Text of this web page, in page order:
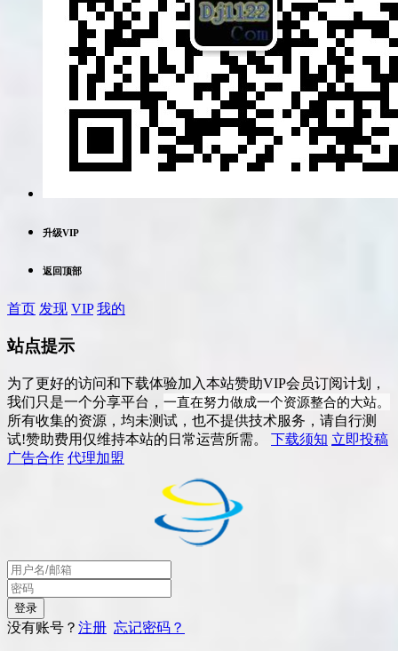
升级VIP
返回顶部
首页 发现 VIP 我的
站点提示
为了更好的访问和下载体验加入本站赞助VIP会员订阅计划，
我们只是一个分享平台， 一直在努力做成一个资源整合的大站。
所有收集的资源，均未测试，也不提供技术服务，请自行测
试!赞助费用仅维持本站的日常运营所需。 下载须知 立即投稿
广告合作 代理加盟
没有账号？ 注册 忘记密码？